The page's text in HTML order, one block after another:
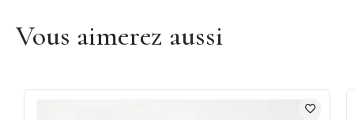
Vous aimerez aussi